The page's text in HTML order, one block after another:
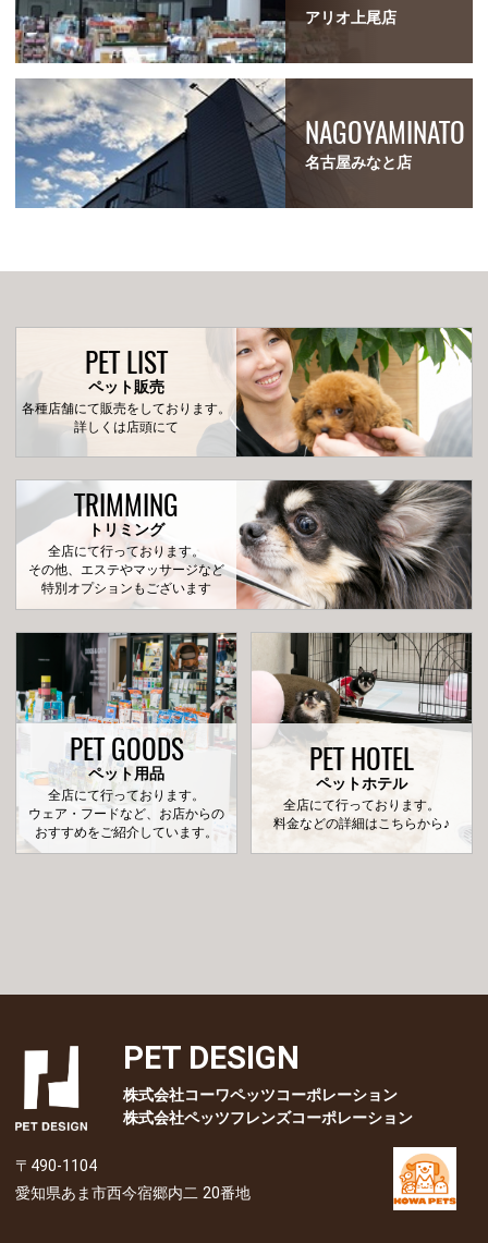
アリオ上尾店
NAGOYAMINATO
名古屋みなと店
PET LIST
ペット販売
各種店舗にて販売をしております。
詳しくは店頭にて
TRIMMING
トリミング
全店にて行っております。
その他、エステやマッサージなど
特別オプションもございます
PET GOODS
ペット用品
全店にて行っております。
ウェア・フードなど、お店からの
おすすめをご紹介しています。
PET HOTEL
ペットホテル
全店にて行っております。
料金などの詳細はこちらから♪
PET DESIGN
株式会社コーワペッツコーポレーション
株式会社ペッツフレンズコーポレーション
〒490-1104
愛知県あま市西今宿郷内二 20番地